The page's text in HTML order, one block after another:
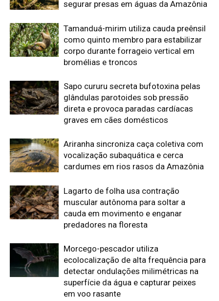
cardumes em rios rasos da Amazônia
Lagarto de folha usa contração
muscular autônoma para soltar a
cauda em movimento e enganar
predadores na floresta
Morcego-pescador utiliza
ecolocalização de alta frequência para
detectar ondulações milimétricas na
superfície da água e capturar peixes
Edição atual da Revista
Amazônia
ÚLTIMA EDIÇÃO